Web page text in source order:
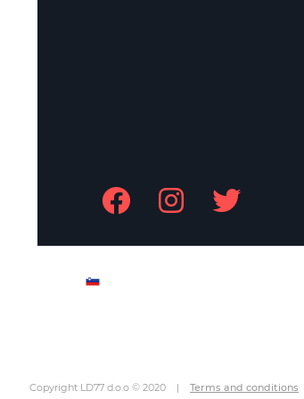
Copyright LD77 d.o.o © 2020 |Terms and conditions